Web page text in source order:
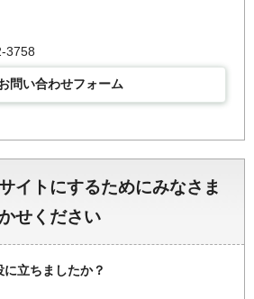
3758
問い合わせフォーム
イトにするためにみなさま
せください
立ちましたか？